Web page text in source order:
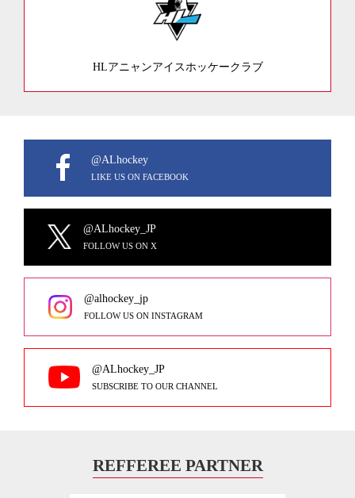
HLアニャンアイスホッケークラブ
@ALhockey
LIKE US ON FACEBOOK
@ALhockey_JP
FOLLOW US ON X
@alhockey_jp
FOLLOW US ON INSTAGRAM
@ALhockey_JP
SUBSCRIBE TO OUR CHANNEL
REFFEREE PARTNER